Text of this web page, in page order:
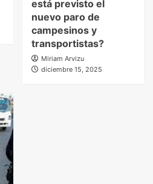
está previsto el
nuevo paro de
campesinos y
transportistas?
Miriam Arvizu
diciembre 15, 2025